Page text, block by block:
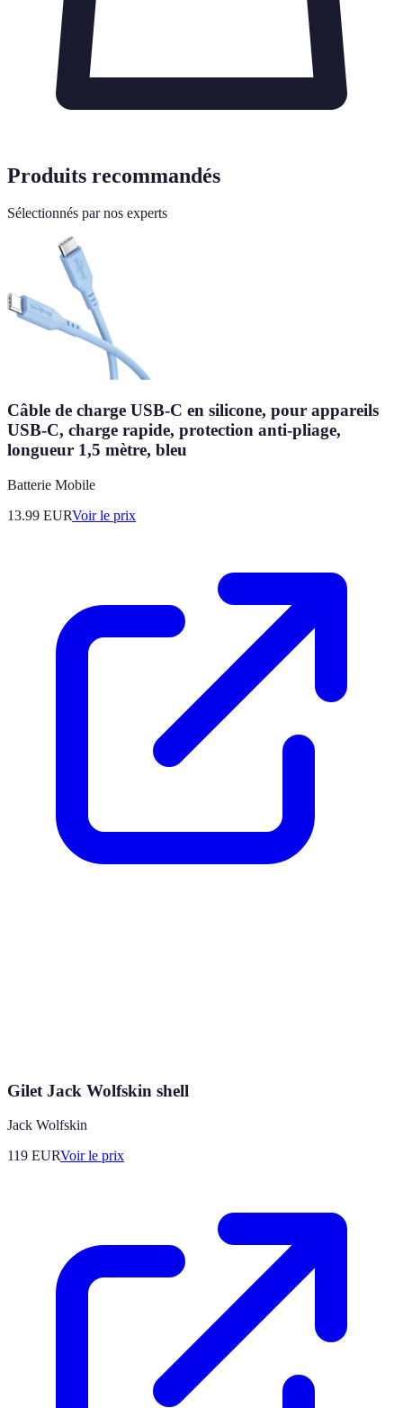
Produits recommandés
Sélectionnés par nos experts
Câble de charge USB-C en silicone, pour appareils
USB-C, charge rapide, protection anti-pliage,
longueur 1,5 mètre, bleu
Batterie Mobile
13.99 EURVoir le prix
Gilet Jack Wolfskin shell
Jack Wolfskin
119 EURVoir le prix